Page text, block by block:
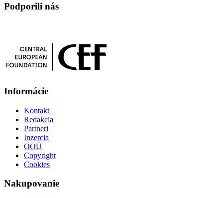
Podporili nás
Informácie
Kontakt
Redakcia
Partneri
Inzercia
OOÚ
Copyright
Cookies
Nakupovanie